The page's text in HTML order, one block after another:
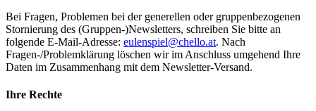
Bei Fragen, Problemen bei der generellen oder gruppenbezogenen
Stornierung des (Gruppen-)Newsletters, schreiben Sie bitte an
folgende E-Mail-Adresse: eulenspiel@chello.at. Nach
Fragen-/Problemklärung löschen wir im Anschluss umgehend Ihre
Daten im Zusammenhang mit dem Newsletter-Versand.
Ihre Rechte